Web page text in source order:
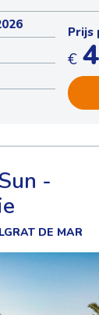
Prijs
€
-
DE MAR